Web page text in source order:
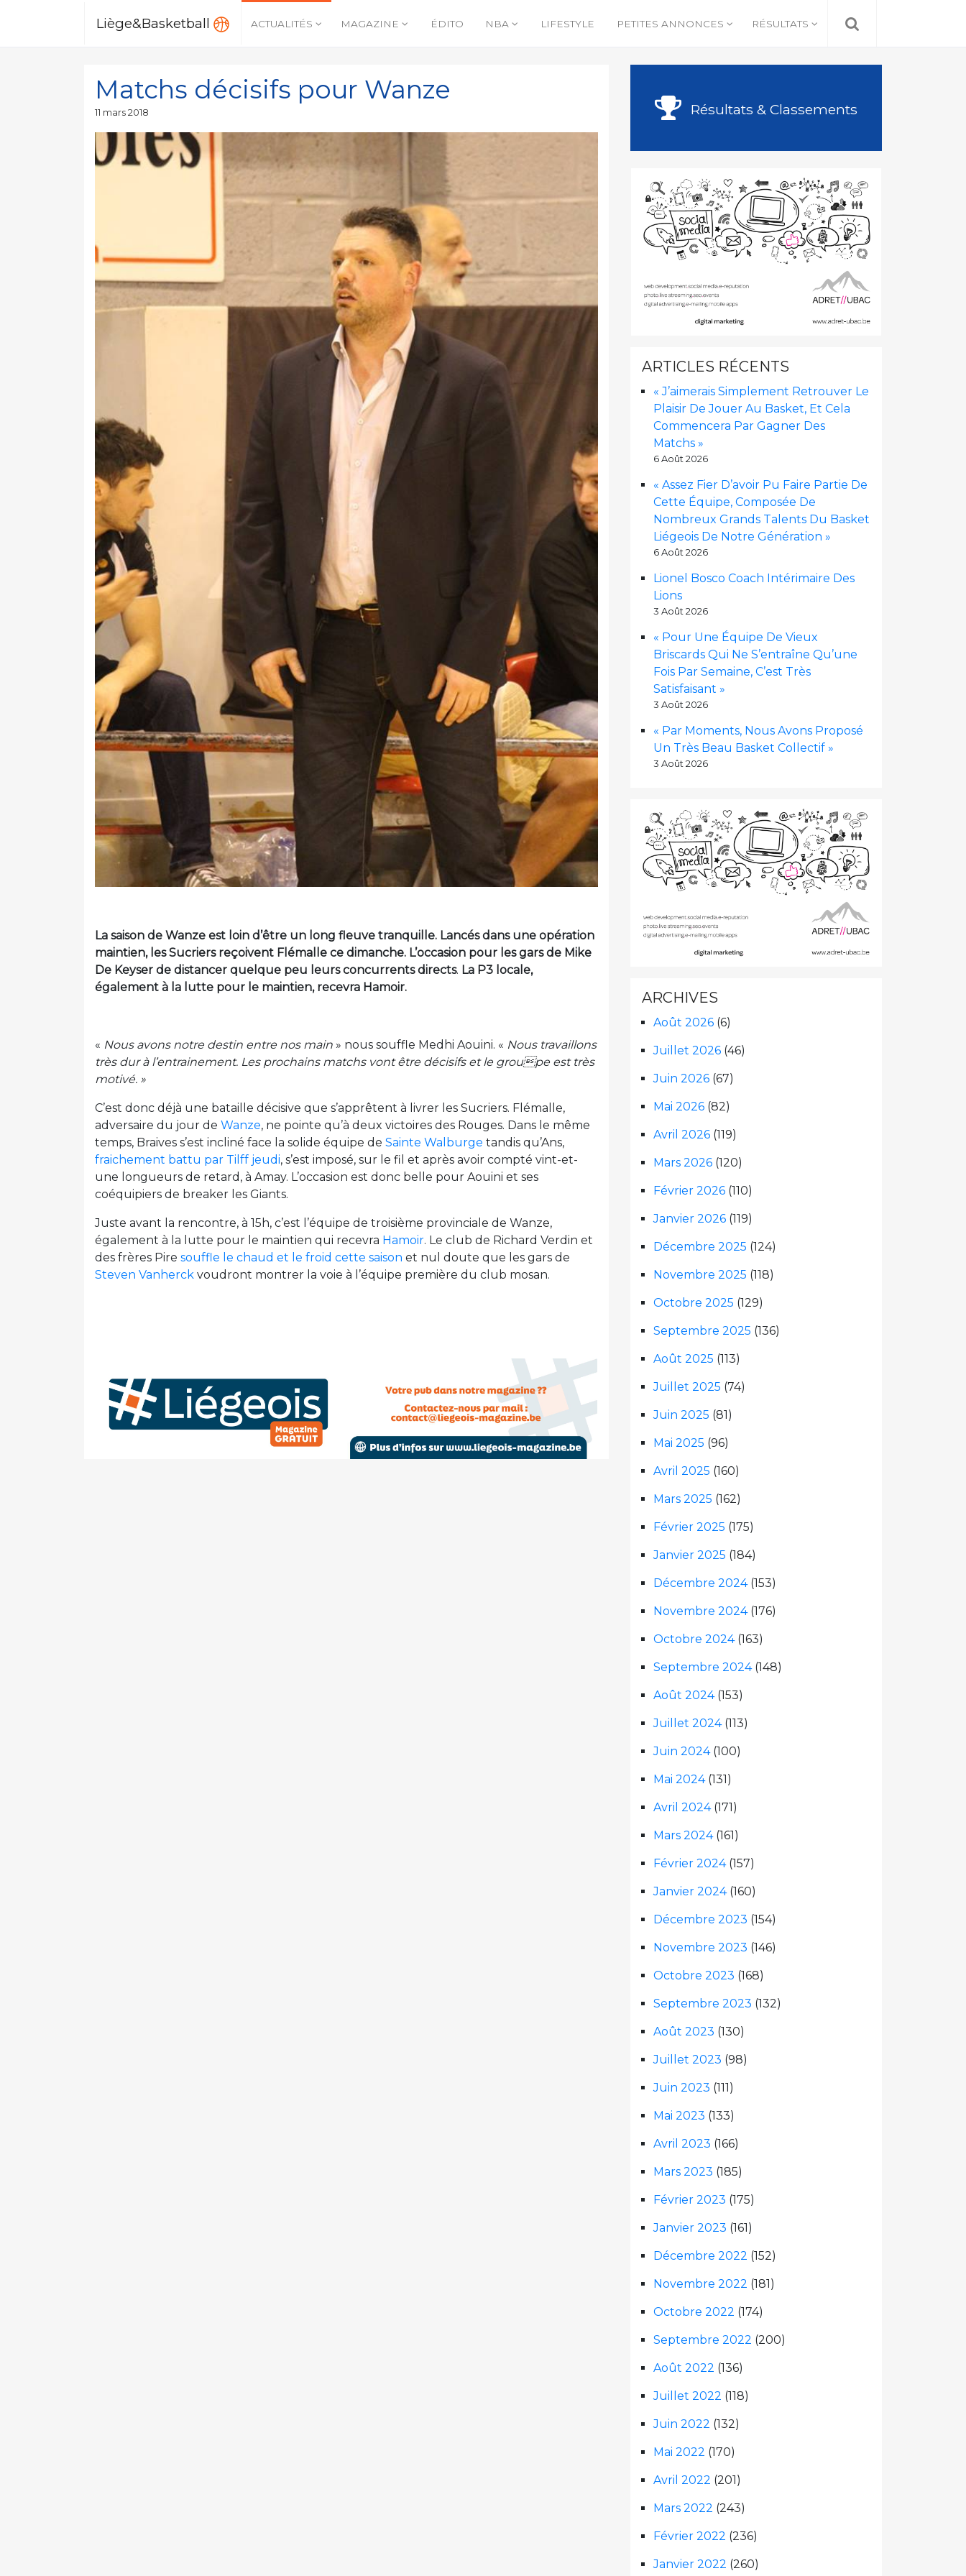
Liège&Basketball ACTUALITÉS MAGAZINE ÉDITO NBA LIFESTYLE PETITES ANNONCES RÉSULTATS
Matchs décisifs pour Wanze
Publié
11 mars 2018
La saison de Wanze est loin d’être un long fleuve tranquille. Lancés dans une opération
maintien, les Sucriers reçoivent Flémalle ce dimanche. L’occasion pour les gars de Mike
De Keyser de distancer quelque peu leurs concurrents directs. La P3 locale,
également à la lutte pour le maintien, recevra Hamoir.
« Nous avons notre destin entre nos main » nous souffle Medhi Aouini. « Nous travaillons
très dur à l’entrainement. Les prochains matchs vont être décisifs et le groupe est très
motivé. »
C’est donc déjà une bataille décisive que s’apprêtent à livrer les Sucriers. Flémalle,
adversaire du jour de Wanze, ne pointe qu’à deux victoires des Rouges. Dans le même
temps, Braives s’est incliné face la solide équipe de Sainte Walburge tandis qu’Ans,
fraichement battu par Tilff jeudi, s’est imposé, sur le fil et après avoir compté vint-et-
une longueurs de retard, à Amay. L’occasion est donc belle pour Aouini et ses
coéquipiers de breaker les Giants.
Juste avant la rencontre, à 15h, c’est l’équipe de troisième provinciale de Wanze,
également à la lutte pour le maintien qui recevra Hamoir. Le club de Richard Verdin et
des frères Pire souffle le chaud et le froid cette saison et nul doute que les gars de
Steven Vanherck voudront montrer la voie à l’équipe première du club mosan.
Résultats & Classements
ARTICLES RÉCENTS
« J’aimerais Simplement Retrouver Le
Plaisir De Jouer Au Basket, Et Cela
Commencera Par Gagner Des
Matchs »
6 Août 2026
« Assez Fier D’avoir Pu Faire Partie De
Cette Équipe, Composée De
Nombreux Grands Talents Du Basket
Liégeois De Notre Génération »
6 Août 2026
Lionel Bosco Coach Intérimaire Des
Lions
3 Août 2026
« Pour Une Équipe De Vieux
Briscards Qui Ne S’entraîne Qu’une
Fois Par Semaine, C’est Très
Satisfaisant »
3 Août 2026
« Par Moments, Nous Avons Proposé
Un Très Beau Basket Collectif »
3 Août 2026
ARCHIVES
Août 2026 (6)
Juillet 2026 (46)
Juin 2026 (67)
Mai 2026 (82)
Avril 2026 (119)
Mars 2026 (120)
Février 2026 (110)
Janvier 2026 (119)
Décembre 2025 (124)
Novembre 2025 (118)
Octobre 2025 (129)
Septembre 2025 (136)
Août 2025 (113)
Juillet 2025 (74)
Juin 2025 (81)
Mai 2025 (96)
Avril 2025 (160)
Mars 2025 (162)
Février 2025 (175)
Janvier 2025 (184)
Décembre 2024(153)
Novembre 2024(176)
Octobre 2024(163)
Septembre 2024(148)
Août 2024(153)
Juillet 2024(113)
Juin 2024(100)
Mai 2024(131)
Avril 2024(171)
Mars 2024(161)
Février 2024(157)
Janvier 2024(160)
Décembre 2023 (154)
Novembre 2023 (146)
Octobre 2023 (168)
Septembre 2023 (132)
Août 2023 (130)
Juillet 2023 (98)
Juin 2023 (111)
Mai 2023 (133)
Avril 2023 (166)
Mars 2023 (185)
Février 2023 (175)
Janvier 2023 (161)
Décembre 2022 (152)
Novembre 2022 (181)
Octobre 2022 (174)
Septembre 2022 (200)
Août 2022 (136)
Juillet 2022 (118)
Juin 2022 (132)
Mai 2022 (170)
Avril 2022 (201)
Mars 2022 (243)
Février 2022 (236)
Janvier 2022 (260)